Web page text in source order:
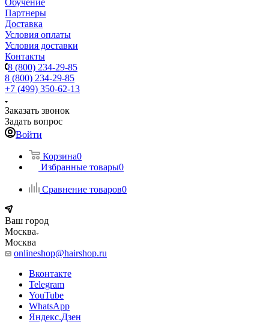
Обучение
Партнеры
Доставка
Условия оплаты
Условия доставки
Контакты
8 (800) 234-29-85
8 (800) 234-29-85
+7 (499) 350-62-13
Заказать звонок
Задать вопрос
Войти
Корзина0
Избранные товары0
Сравнение товаров0
Ваш город
Москва
Москва
onlineshop@hairshop.ru
Вконтакте
Telegram
YouTube
WhatsApp
Яндекс.Дзен